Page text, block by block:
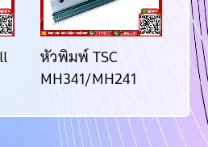
หัวพิมพ์ TSC
MH341/MH241